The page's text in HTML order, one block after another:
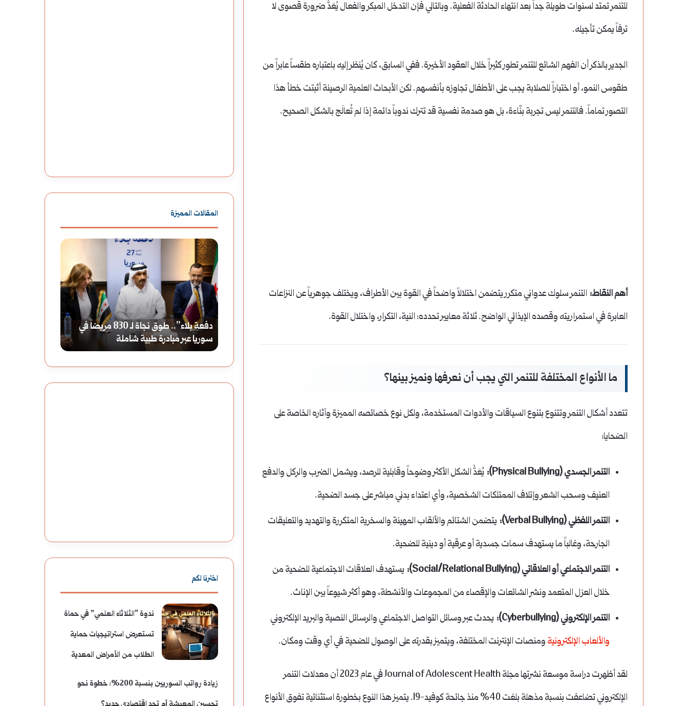
للتنمر تمتد لسنوات طويلة جداً بعد انتهاء الحادثة الفعلية. وبالتالي فإن التدخل المبكر والفعال يُعَدُّ ضرورة قصوى لا
ترفاً يمكن تأجيله.
الجدير بالذكر أن الفهم الشائع للتنمر تطور كثيراً خلال العقود الأخيرة. ففي السابق، كان يُنظر إليه باعتباره طقساً عابراً من
طقوس النمو، أو اختباراً للصلابة يجب على الأطفال تجاوزه بأنفسهم. لكن الأبحاث العلمية الرصينة أثبتت خطأ هذا
التصور تماماً. فالتنمر ليس تجربة بنّاءة، بل هو صدمة نفسية قد تترك ندوباً دائمة إذا لم تُعالَج بالشكل الصحيح.
أهم النقاط: التنمر سلوك عدواني متكرر يتضمن اختلالاً واضحاً في القوة بين الأطراف، ويختلف جوهرياً عن النزاعات
العابرة في استمراريته وقصده الإيذائي الواضح. ثلاثة معايير تحدده: النية، التكرار، واختلال القوة.
ما الأنواع المختلفة للتنمر التي يجب أن نعرفها ونميز بينها؟
تتعدد أشكال التنمر وتتنوع بتنوع السياقات والأدوات المستخدمة، ولكل نوع خصائصه المميزة وآثاره الخاصة على
الضحايا:
التنمر الجسدي (Physical Bullying):
يُعَدُّ الشكل الأكثر وضوحاً وقابلية للرصد، ويشمل الضرب والركل والدفع
العنيف وسحب الشعر وإتلاف الممتلكات الشخصية، وأي اعتداء بدني مباشر على جسد الضحية.
التنمر اللفظي (Verbal Bullying):
يتضمن الشتائم والألقاب المهينة والسخرية المتكررة والتهديد والتعليقات
الجارحة، وغالباً ما يستهدف سمات جسدية أو عرقية أو دينية للضحية.
التنمر الاجتماعي أو العلاقاتي (Social/Relational Bullying):
يستهدف العلاقات الاجتماعية للضحية من
خلال العزل المتعمد ونشر الشائعات والإقصاء من المجموعات والأنشطة، وهو أكثر شيوعاً بين الإناث.
التنمر الإلكتروني (Cyberbullying):
يحدث عبر وسائل التواصل الاجتماعي والرسائل النصية والبريد الإلكتروني
والألعاب الإلكترونية ومنصات الإنترنت المختلفة، ويتميز بقدرته على الوصول للضحية في أي وقت ومكان.
لقد أظهرت دراسة موسعة نشرتها مجلة Journal of Adolescent Health في عام 2023 أن معدلات التنمر
الإلكتروني تضاعفت بنسبة مذهلة بلغت 40% منذ جائحة كوفيد-19. يتميز هذا النوع بخطورة استثنائية تفوق الأنواع
المقالات المميزة
الجامع النوري في حماة: تراث يعكس روعة
حرائق
الغابات
المناخ
عصر
2024)
كيف أعادت حرائق الغابات تشكيل سياسات
الورد
السوري:
دفعة
بلاء”..
طوق
نجاة
830
مريضاً
دفعة بلاء”.. طوق نجاة لـ 830 مريضاً في
سوريا عبر مبادرة طبية شاملة
حماة
العصر
تاريخية
شاملة
اخترنا لكم
ندوة “الثلاثاء العلمي” في حماة
تستعرض استراتيجيات حماية
الطلاب من الأمراض المعدية
زيادة رواتب السوريين بنسبة 200%: خطوة نحو